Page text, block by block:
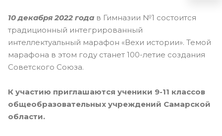
10 декабря 2022 года в Гимназии №1 состоится
традиционный интегрированный
интеллектуальный марафон «Вехи истории». Темой
марафона в этом году станет 100-летие создания
Советского Союза.
К участию приглашаются ученики 9-11 классов
общеобразовательных учреждений Самарской
области.